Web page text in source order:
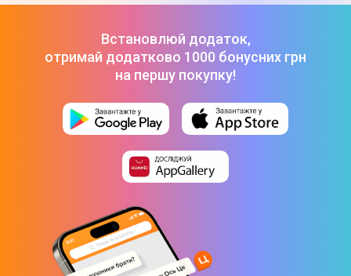
Встановлюй додаток,
отримай додатково 1000 бонусних грн
на першу покупку!